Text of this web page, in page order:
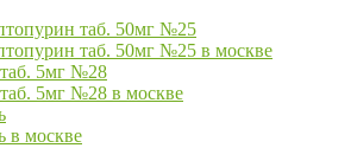
таб. 50мг №25
таб. 50мг №25 в москве
5мг №28
5мг №28 в москве
в москве